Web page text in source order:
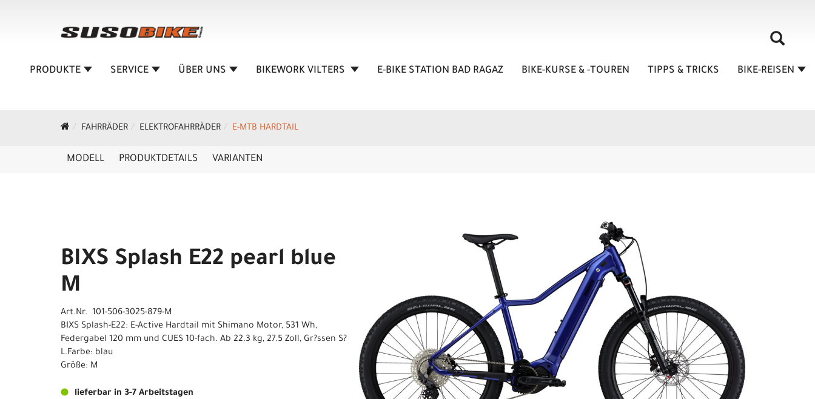
PRODUKTE SERVICE ÜBER UNS BIKEWORK VILTERS E-BIKE STATION BAD RAGAZ BIKE-KURSE & -TOUREN TIPPS & TRICKS BIKE-REISEN
FAHRRÄDER ELEKTROFAHRRÄDER E-MTB HARDTAIL
MODELL PRODUKTDETAILS VARIANTEN
BIXS Splash E22 pearl blue
M
Art.Nr. 101-506-3025-879-M
BIXS Splash-E22: E-Active Hardtail mit Shimano Motor, 531 Wh,
Federgabel 120 mm und CUES 10-fach. Ab 22.3 kg, 27.5 Zoll, Gr?ssen S?
L.Farbe: blau
Größe: M
lieferbar in 3-7 Arbeitstagen